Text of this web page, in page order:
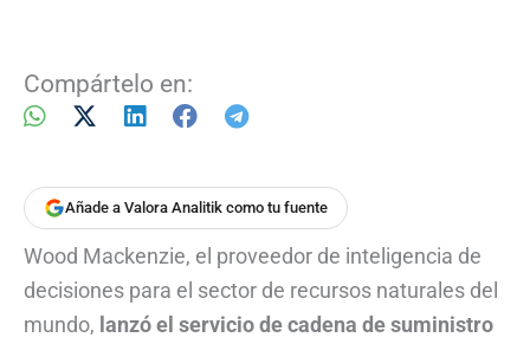
Compártelo en:
Añade a Valora Analitik como tu fuente
Wood Mackenzie, el proveedor de inteligencia de
decisiones para el sector de recursos naturales del
mundo, lanzó el servicio de cadena de suministro